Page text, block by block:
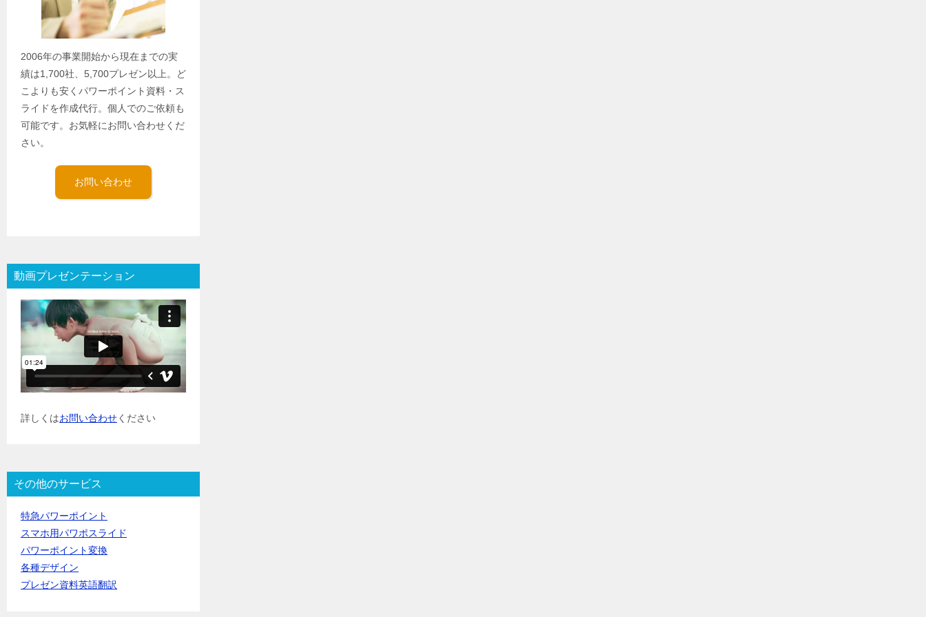
2006年の事業開始から現在までの実
績は1,700社、5,700プレゼン以上。ど
こよりも安くパワーポイント資料・ス
ライドを作成代行。個人でのご依頼も
可能です。お気軽にお問い合わせくだ
さい。
お問い合わせ
動画プレゼンテーション
詳しくはお問い合わせください
その他のサービス
特急パワーポイント
スマホ用パワポスライド
パワーポイント変換
各種デザイン
プレゼン資料英語翻訳